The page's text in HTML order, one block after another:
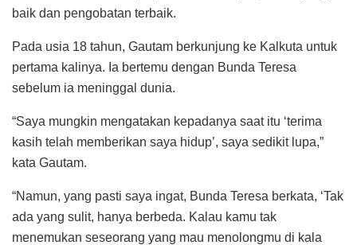
baik dan pengobatan terbaik.
Pada usia 18 tahun, Gautam berkunjung ke Kalkuta untuk
pertama kalinya. Ia bertemu dengan Bunda Teresa
sebelum ia meninggal dunia.
“Saya mungkin mengatakan kepadanya saat itu ‘terima
kasih telah memberikan saya hidup’, saya sedikit lupa,”
kata Gautam.
“Namun, yang pasti saya ingat, Bunda Teresa berkata, ‘Tak
ada yang sulit, hanya berbeda. Kalau kamu tak
menemukan seseorang yang mau menolongmu di kala